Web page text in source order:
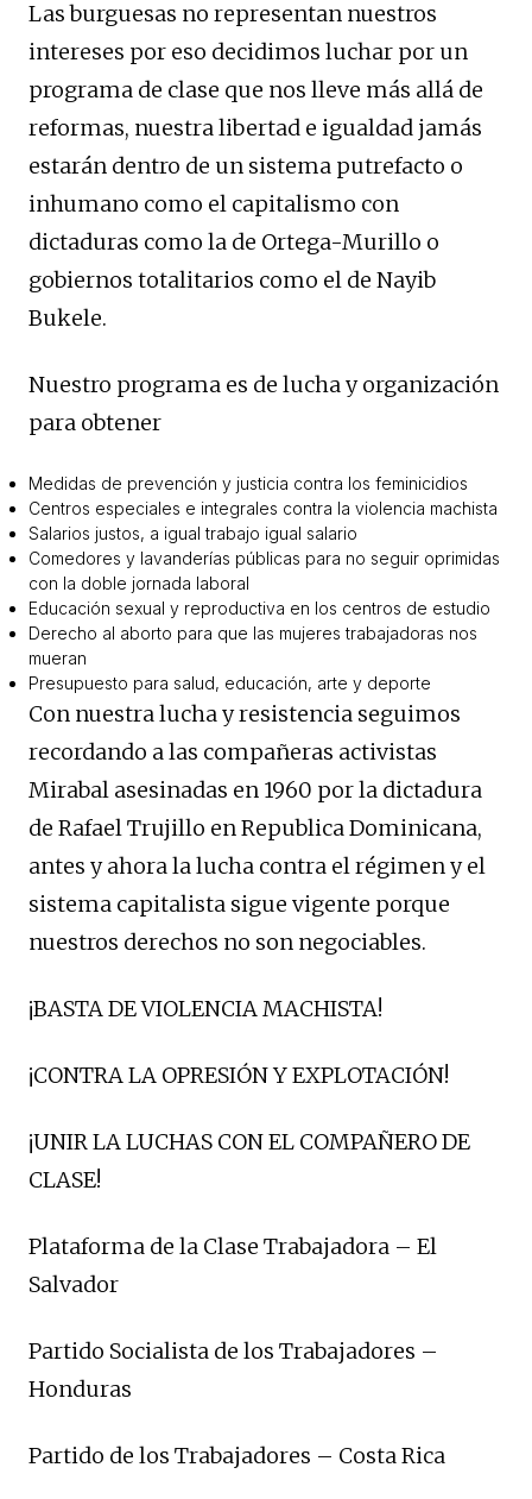
Las burguesas no representan nuestros
intereses por eso decidimos luchar por un
programa de clase que nos lleve más allá de
reformas, nuestra libertad e igualdad jamás
estarán dentro de un sistema putrefacto o
inhumano como el capitalismo con
dictaduras como la de Ortega-Murillo o
gobiernos totalitarios como el de Nayib
Bukele.
Nuestro programa es de lucha y organización
para obtener
Medidas de prevención y justicia contra los feminicidios
Centros especiales e integrales contra la violencia machista
Salarios justos, a igual trabajo igual salario
Comedores y lavanderías públicas para no seguir oprimidas
con la doble jornada laboral
Educación sexual y reproductiva en los centros de estudio
Derecho al aborto para que las mujeres trabajadoras nos
mueran
Presupuesto para salud, educación, arte y deporte
Con nuestra lucha y resistencia seguimos
recordando a las compañeras activistas
Mirabal asesinadas en 1960 por la dictadura
de Rafael Trujillo en Republica Dominicana,
antes y ahora la lucha contra el régimen y el
sistema capitalista sigue vigente porque
nuestros derechos no son negociables.
¡BASTA DE VIOLENCIA MACHISTA!
¡CONTRA LA OPRESIÓN Y EXPLOTACIÓN!
¡UNIR LA LUCHAS CON EL COMPAÑERO DE
CLASE!
Plataforma de la Clase Trabajadora – El
Salvador
Partido Socialista de los Trabajadores –
Honduras
Partido de los Trabajadores – Costa Rica